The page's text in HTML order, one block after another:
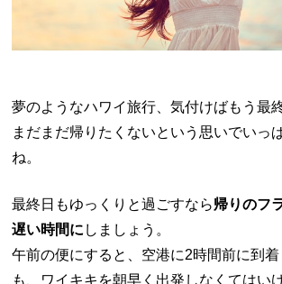
夢のようなハワイ旅行、気付けばもう最終
まだまだ帰りたくないという思いでいっ
ね。
最終日もゆっくりと過ごすなら帰りのフ
遅い時間に しましょう。
午前の便にすると、空港に2時間前に到
も、ワイキキを朝早く出発しなくてはい